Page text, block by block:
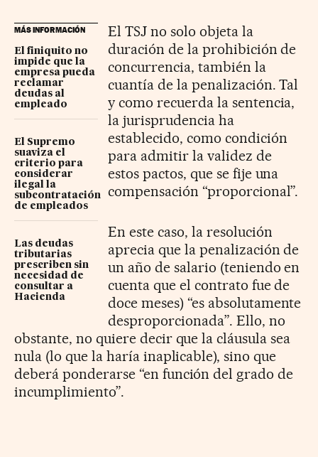
MÁS INFORMACIÓN
El finiquito no
impide que la
empresa pueda
reclamar
deudas al
empleado
El Supremo
suaviza el
criterio para
considerar
ilegal la
subcontratación
de empleados
Las deudas
tributarias
prescriben sin
necesidad de
consultar a
Hacienda
El TSJ no solo objeta la
duración de la prohibición de
concurrencia, también la
cuantía de la penalización. Tal
y como recuerda la sentencia,
la jurisprudencia ha
establecido, como condición
para admitir la validez de
estos pactos, que se fije una
compensación “proporcional”.
En este caso, la resolución
aprecia que la penalización de
un año de salario (teniendo en
cuenta que el contrato fue de
doce meses) “es absolutamente
desproporcionada”. Ello, no
obstante, no quiere decir que la cláusula sea
nula (lo que la haría inaplicable), sino que
deberá ponderarse “en función del grado de
incumplimiento”.